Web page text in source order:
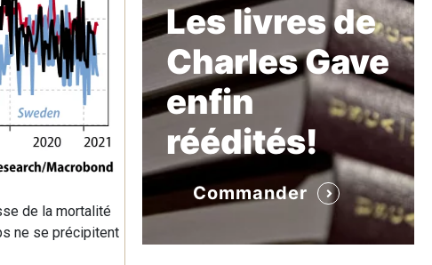
de la mortalité
ne se précipitent
Les livres de
Charles Gave
enfin
réédités!
Commander